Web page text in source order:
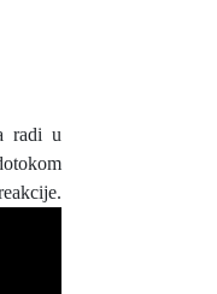
radi u